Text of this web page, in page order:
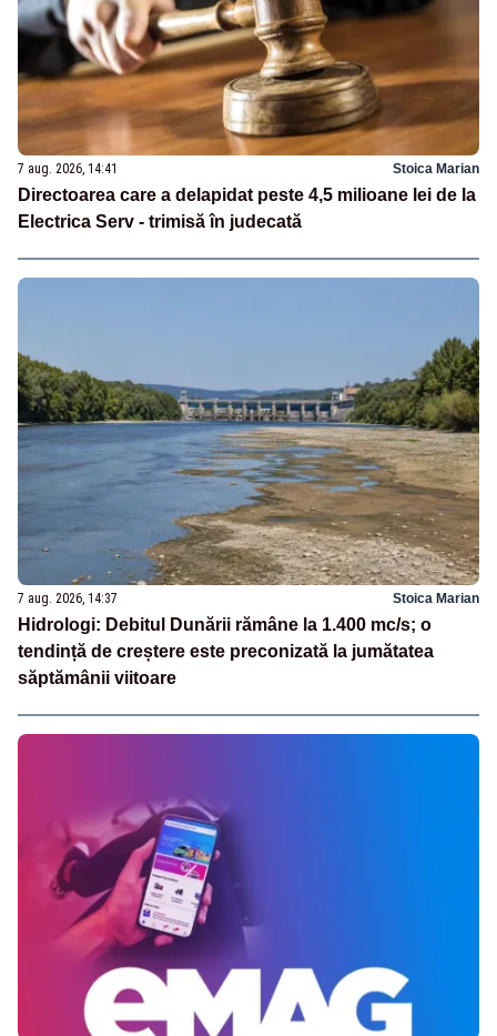
7 aug. 2026, 14:41 Stoica Marian
Directoarea care a delapidat peste 4,5 milioane lei de la
Electrica Serv - trimisă în judecată
7 aug. 2026, 14:37 Stoica Marian
Hidrologi: Debitul Dunării rămâne la 1.400 mc/s; o
tendință de creștere este preconizată la jumătatea
săptămânii viitoare